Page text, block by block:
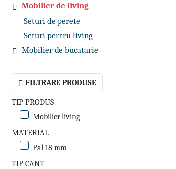
Mobilier de living
Seturi de perete
Seturi pentru living
Mobilier de bucatarie
FILTRARE PRODUSE
TIP PRODUS
Mobilier living
MATERIAL
Pal 18 mm
TIP CANT